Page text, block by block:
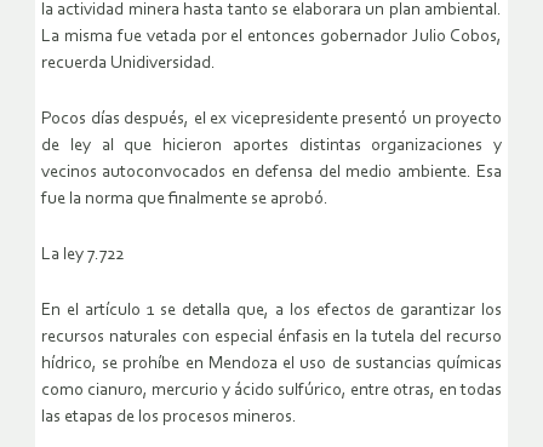
la actividad minera hasta tanto se elaborara un plan ambiental.
La misma fue vetada por el entonces gobernador Julio Cobos,
recuerda Unidiversidad.
Pocos días después, el ex vicepresidente presentó un proyecto
de ley al que hicieron aportes distintas organizaciones y
vecinos autoconvocados en defensa del medio ambiente. Esa
fue la norma que finalmente se aprobó.
La ley 7.722
En el artículo 1 se detalla que, a los efectos de garantizar los
recursos naturales con especial énfasis en la tutela del recurso
hídrico, se prohíbe en Mendoza el uso de sustancias químicas
como cianuro, mercurio y ácido sulfúrico, entre otras, en todas
las etapas de los procesos mineros.